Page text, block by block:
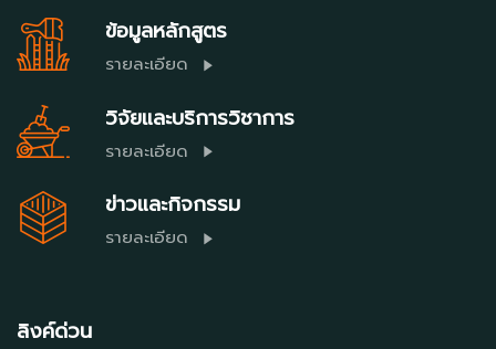
ข้อมูลหลักสูตร
รายละเอียด
วิจัยและบริการวิชาการ
รายละเอียด
ข่าวและกิจกรรม
รายละเอียด
ลิงค์ด่วน